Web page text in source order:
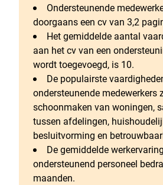
Ondersteunende
doorgaans een cv van 3,2
Het gemiddelde aantal
aan het cv van een
wordt toegevoegd, is 10.
De populairste
ondersteunende medewerkers
schoonmaken van woningen,
tussen afdelingen,
besluitvorming en
De gemiddelde
ondersteunend personeel
maanden.